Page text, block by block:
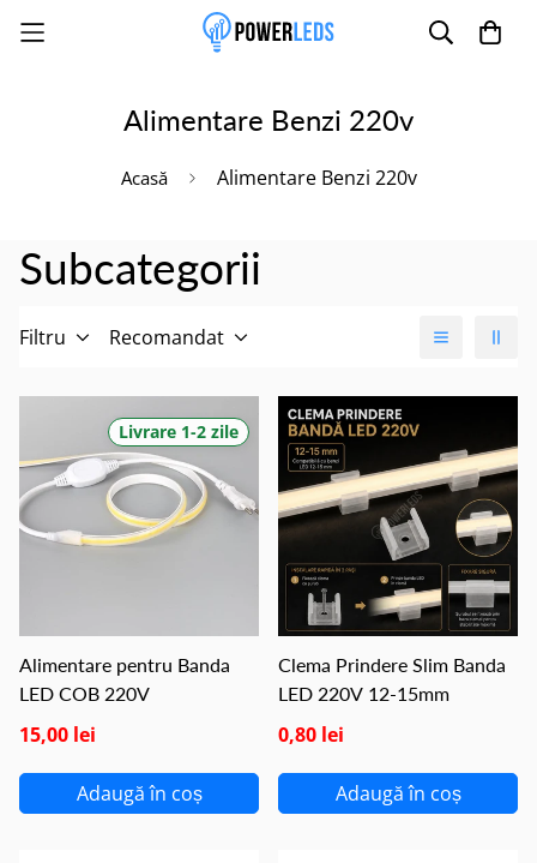
Alimentare Benzi 220v
Acasă Alimentare Benzi 220v
Subcategorii
Filtru Recomandat
Livrare 1-2 zile
Alimentare pentru Banda
LED COB 220V
15,00 lei
Adaugă în coș
Clema Prindere Slim Banda
LED 220V 12-15mm
0,80 lei
Adaugă în coș
Poate mai târziu Activează notificările